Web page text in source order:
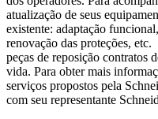
atualização de seus
existente: adaptação
renovação das proteções,
peças de reposição contratos
vida. Para obter mais
serviços propostos pela
com seu representante